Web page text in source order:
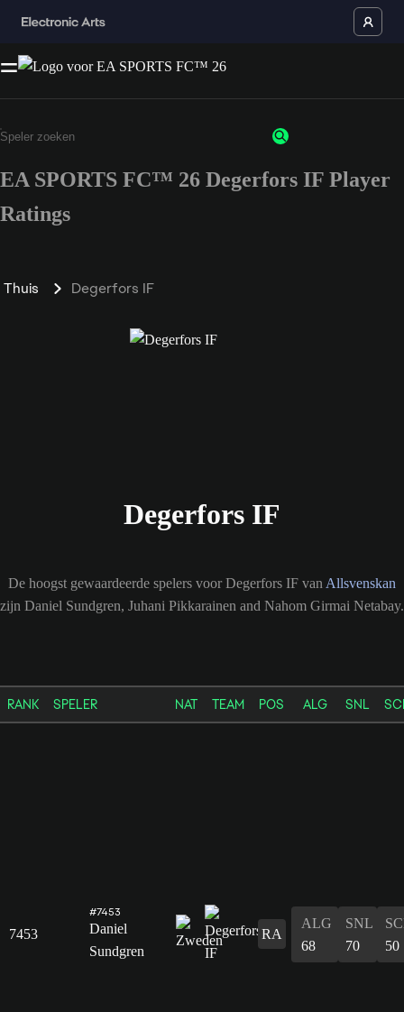
EA SPORTS FC™ 26 Degerfors IF Player
Ratings
Thuis Degerfors IF
Degerfors IF
De hoogst gewaardeerde spelers voor Degerfors IF van Allsvenskan
zijn Daniel Sundgren, Juhani Pikkarainen and Nahom Girmai Netabay.
RANK SPELER NAT TEAM POS ALG SNL
7453
#7453
Daniel
Sundgren
RA
ALG
68
SNL
70
50